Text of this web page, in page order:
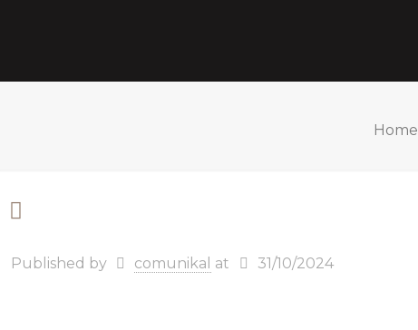
Home
Published by comunikal at 31/10/2024